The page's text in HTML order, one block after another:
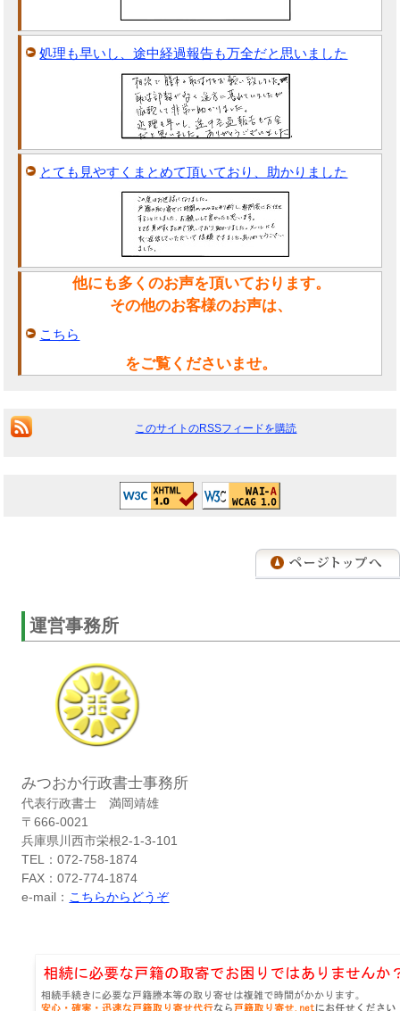
処理も早いし、途中経過報告も万全だと思いました
とても見やすくまとめて頂いており、助かりました
他にも多くのお声を頂いております。
その他のお客様のお声は、
こちら
をご覧くださいませ。
このサイトのRSSフィードを購読
運営事務所
みつおか行政書士事務所
代表行政書士 満岡靖雄
〒666-0021
兵庫県川西市栄根2-1-3-101
TEL：072-758-1874
FAX：072-774-1874
e-mail： こちらからどうぞ